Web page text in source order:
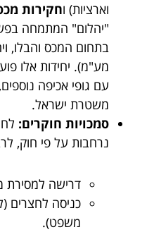
וארציות) וחקירות
"יהלום" המתמחה
בתחום המכס והבלו,
מע"מ). יחידות אלו
משטרת ישראל.
סמכויות חוקרים:
נרחבות על פי חוק,
דרישה למסירת
כניסה לחצרים
משפט).